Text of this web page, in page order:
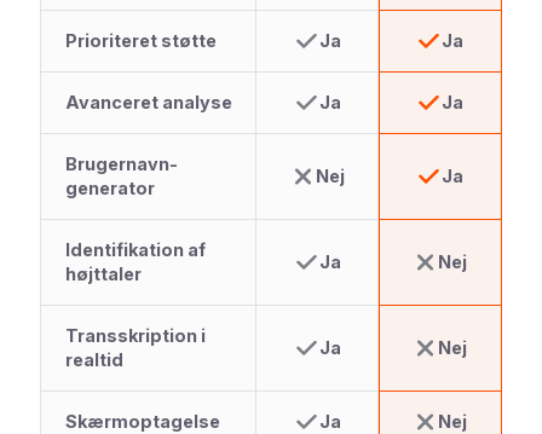
Prioriteret støtte Ja Ja
Avanceret analyse Ja Ja
Brugernavn-
generator
Nej Ja
Identifikation af
højttaler
Ja Nej
Transskription i
realtid
Ja Nej
Skærmoptagelse Ja Nej